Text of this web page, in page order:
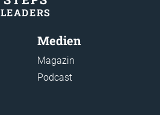
LEADERS
Medien
Magazin
Podcast